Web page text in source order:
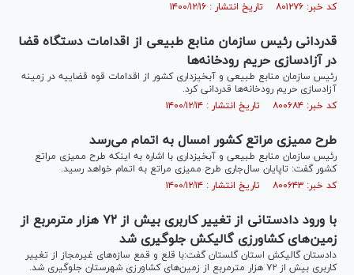
کد خبر: ۸۰۱۲۷۶ تاریخ انتشار : ۱۴۰۰/۱۲/۱۶
قدردانی رئیس سازمان منابع طبیعی از اقدامات دستگاه قضا
در آزادسازی حریم رودخانه‌ها
رئیس سازمان منابع طبیعی و آبخیزداری کشور از اقدامات قوه قضاییه در زمینه
آزادسازی حریم رودخانه‌ها قدردانی کرد.
کد خبر: ۸۰۰۶۸۴ تاریخ انتشار : ۱۴۰۰/۱۲/۱۴
طرح ممیزی مراتع کشور امسال به اتمام می‌رسد
رئیس سازمان منابع طبیعی و آبخیزداری با اشاره به اینکه طرح ممیزی مراتع
کشور گفت: تاپایان سال‌جاری طرح ممیزی مراتع به اتمام خواهد رسید.
کد خبر: ۸۰۰۶۴۳ تاریخ انتشار : ۱۴۰۰/۱۲/۱۴
با ورود دادستانی از تغییر کاربری بیش از ۷۲ هزار مترمربع از
زمین‌های کشاورزی گالیکش جلوگیری شد
دادستان گالیکش استان گلستان گفت:با قلع و قمع سازه‌های غیرمجاز از تغییر
کاربری بیش از ۷۲ هزار مترمربع از زمین‌های کشاورزی شهرستان جلوگیری شد.